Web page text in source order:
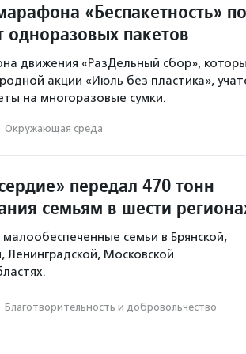
«Беспакетность»
одноразовых пакетов
движения «РазДельный сбор»,
акции «Июль без пластика»,
на многоразовые сумки.
Окружающая среда
передал 470 тонн
семьям в шести
семьи в Брянской,
Ленинградской, Московской
Благотвори­тель­ность и доброволь­чест­во